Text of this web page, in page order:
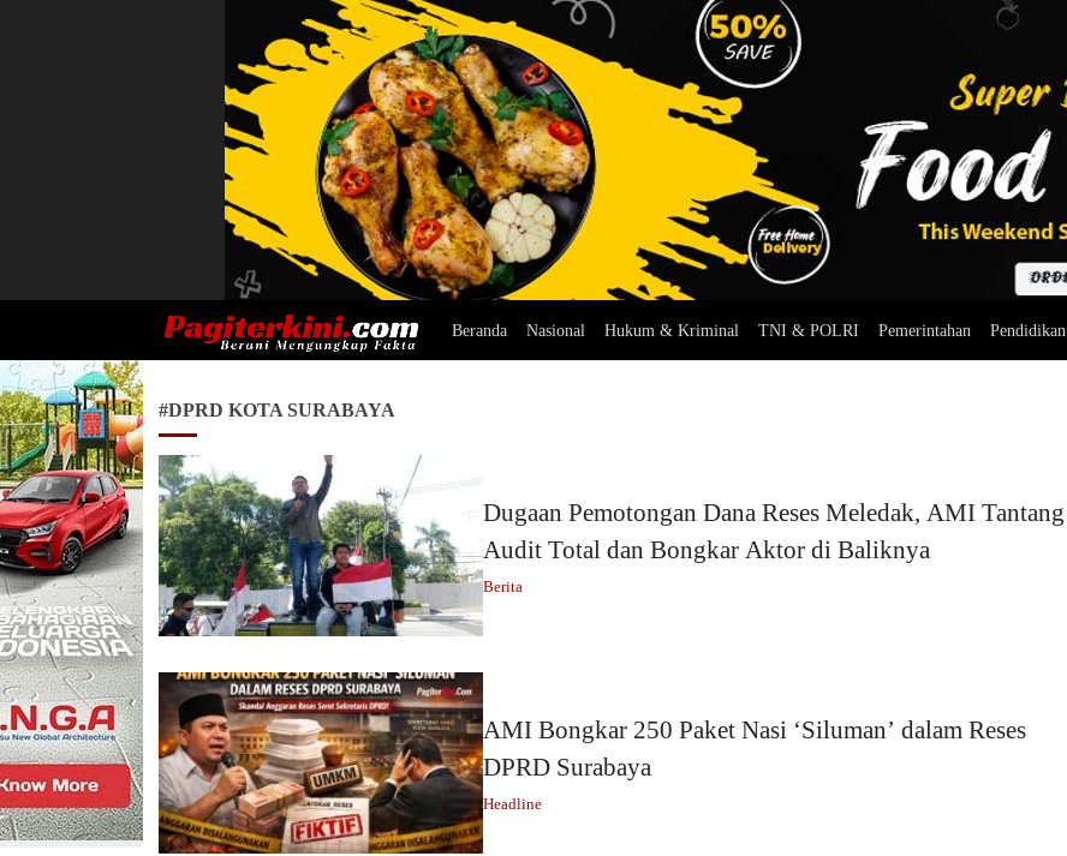
Beranda Nasional Hukum & Kriminal TNI & POLRI Pemerintahan Pendidikan
#DPRD KOTA SURABAYA
Dugaan Pemotongan Dana Reses Meledak, AMI Tantang
Audit Total dan Bongkar Aktor di Baliknya
Berita
AMI Bongkar 250 Paket Nasi ‘Siluman’ dalam Reses
DPRD Surabaya
Headline